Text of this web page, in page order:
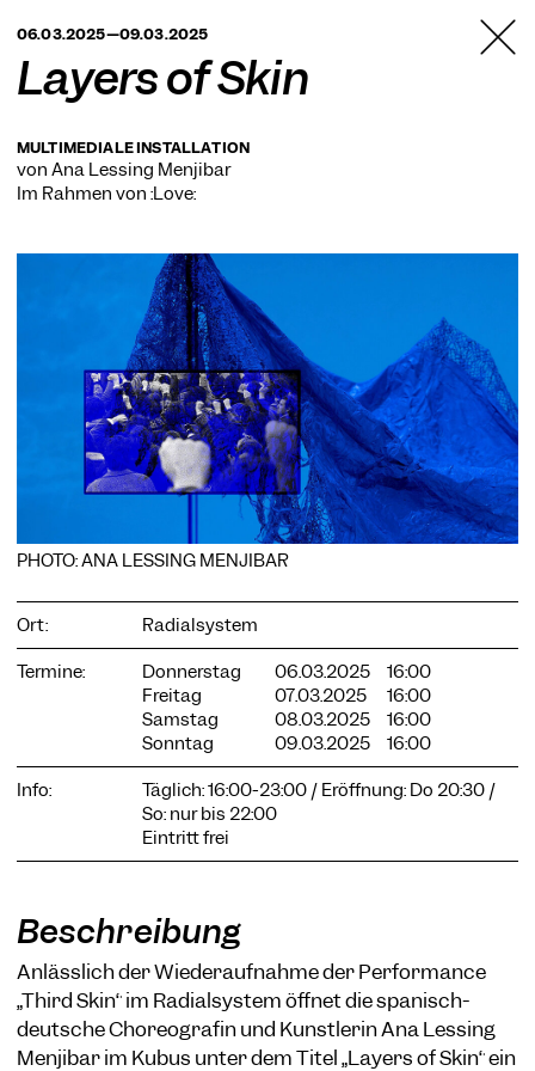
BERLIN
06.03.2025—09.03.2025
Layers of Skin
MULTIMEDIALE INSTALLATION
von Ana Lessing Menjibar
Im Rahmen von :Love:
PHOTO: ANA LESSING MENJIBAR
Ort:
Radialsystem
Termine:
Donnerstag 06.03.2025
16:00
Freitag
07.03.2025
16:00
Samstag
08.03.2025
16:00
Sonntag
09.03.2025
16:00
Info:
Täglich: 16:00-23:00 / Eröffnung: Do 20:30 /
So: nur bis 22:00
Eintritt frei
Beschreibung
Anlässlich der Wiederaufnahme der Performance
„Third Skin“ im Radialsystem öffnet die spanisch-
deutsche Choreografin und Künstlerin Ana Lessing
Menjibar im Kubus unter dem Titel „Layers of Skin“ ein
COOKIE-EINSTELLUNGEN
Wir verwenden Cookies und Inhalte externer Anbieter auf
unserer Website. Notwendige Cookies sind essenziell, damit
Sie die Website nutzen können. Andere Cookies helfen uns,
die Website weiterzuentwickeln. Sie können Ihre Einwilligung
jederzeit widerrufen. Bitte besuchen Sie unsere
Datenschutzerklärung für weitere Informationen. Unten
können Sie auswählen, welche Technologien Sie zulassen
Externe Medien
Statistiken
Nur notwendige Alle akzeptieren Speichern